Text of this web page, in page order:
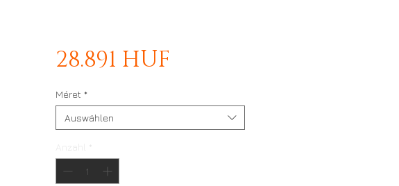
28.891 HUF
Méret *
Auswählen